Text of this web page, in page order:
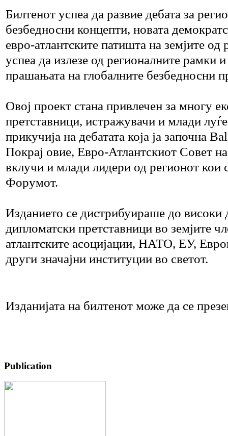
Билтенот успеа да развие дебата за
безбедносни концепти, новата
евро-атлантските патишта на земјите од
успеа да излезе од регионалните рамки
прашањата на глобалните безбедносни
Овој проект стана привлечен за многу
претставници, истражувачи и млади
прикучија на дебатата која ја започна
Покрај овие, Евро-Атлантскиот Совет
вклучи и млади лидери од регионот кои
Форумот.
Изданието се дистрибуираше до високи
дипломатски претставници во земјите
атлантските асоцијации, НАТО, ЕУ,
други значајни институции во светот.
Изданијата на билтенот може да се
Publication